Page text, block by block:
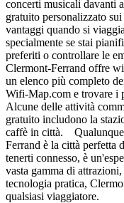
concerti musicali davanti
gratuito personalizzato
vantaggi quando si
specialmente se stai
preferiti o controllare le
Clermont-Ferrand offre
un elenco più completo
Wifi-Map.com e trovare i
Alcune delle attività
gratuito includono la
caffè in città. Qualunque
Ferrand è la città perfetta
tenerti connesso, è
vasta gamma di
tecnologia pratica,
qualsiasi viaggiatore.